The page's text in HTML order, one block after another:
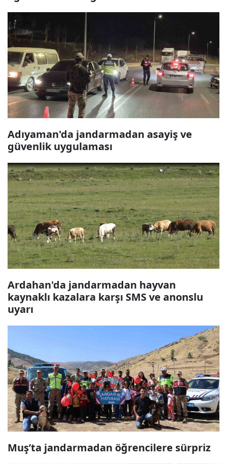
Adıyaman'da jandarmadan asayiş ve
güvenlik uygulaması
Ardahan'da jandarmadan hayvan
kaynaklı kazalara karşı SMS ve anonslu
uyarı
Muş’ta jandarmadan öğrencilere sürpriz